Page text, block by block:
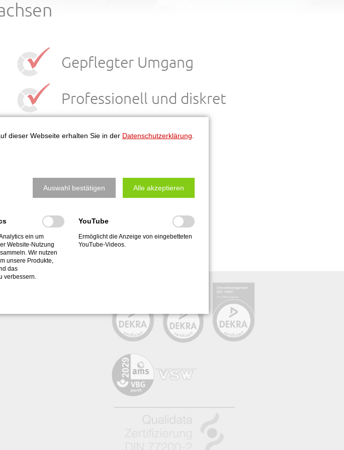
Gepflegter Umgang
Professionell und diskret
Kurzfristig verfügbar
zu Drittanbieter-Inhalten nicht angezeigt.
dieser Webseite erhalten Sie in der Datenschutzerklärung
Auswahl bestätigen Alle akzeptieren
ein um
Website-Nutzung
Wir nutzen
unsere Produkte,
das
verbessern.
YouTube
Ermöglicht die Anzeige von eingebetteten
YouTube-Videos.